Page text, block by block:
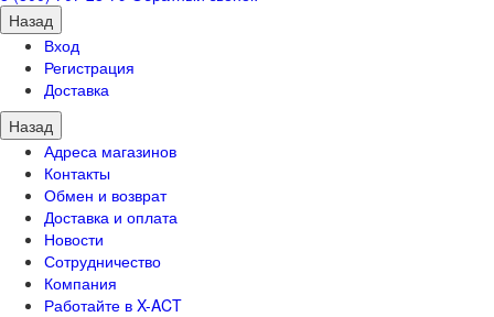
Назад
Вход
Регистрация
Доставка
Назад
Адреса магазинов
Контакты
Обмен и возврат
Доставка и оплата
Новости
Сотрудничество
Компания
Работайте в X-ACT